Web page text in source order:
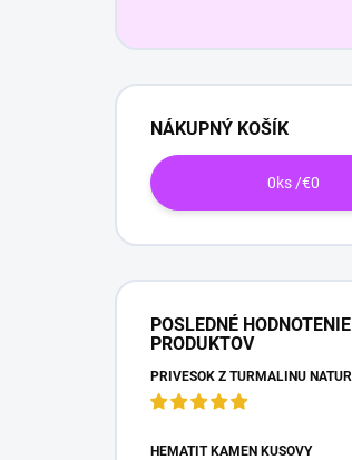
NÁKUPNÝ KOŠÍK
0ks /€0
POSLEDNÉ HODNOTENIE
PRODUKTOV
HEMATIT KAMEŇ KUSOVÝ